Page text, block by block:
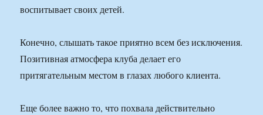
воспитывает своих детей.
Конечно, слышать такое приятно всем без исключения.
Позитивная атмосфера клуба делает его
притягательным местом в глазах любого клиента.
Еще более важно то, что похвала действительно